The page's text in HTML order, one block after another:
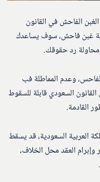
الفاحش في القانون
غبن فاحش، سوف يساعدك
رد حقوقك.
وعدم المماطلة فب
السعودي قابلة للسقوط
القادمة.
العربية السعودية، قد يسقط
تحرير وإبرام العقد محل الخلاف،